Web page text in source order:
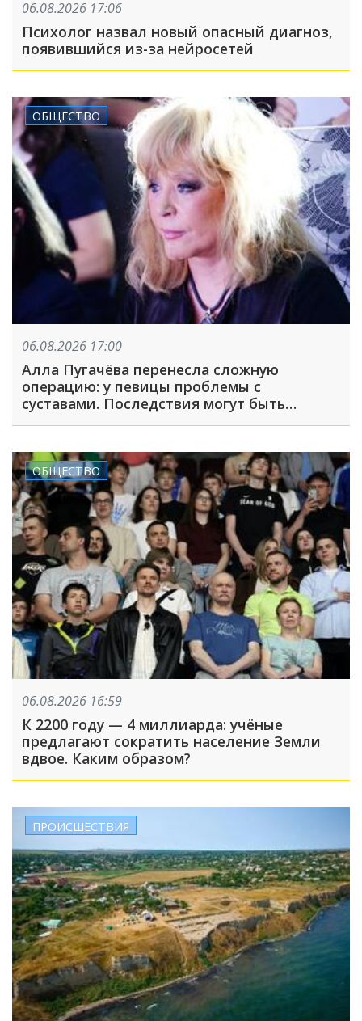
06.08.2026 17:06
Психолог назвал новый опасный диагноз,
появившийся из-за нейросетей
ОБЩЕСТВО
06.08.2026 17:00
Алла Пугачёва перенесла сложную
операцию: у певицы проблемы с
суставами. Последствия могут быть
серьёзными
ОБЩЕСТВО
06.08.2026 16:59
К 2200 году — 4 миллиарда: учёные
предлагают сократить население Земли
вдвое. Каким образом?
ПРОИСШЕСТВИЯ